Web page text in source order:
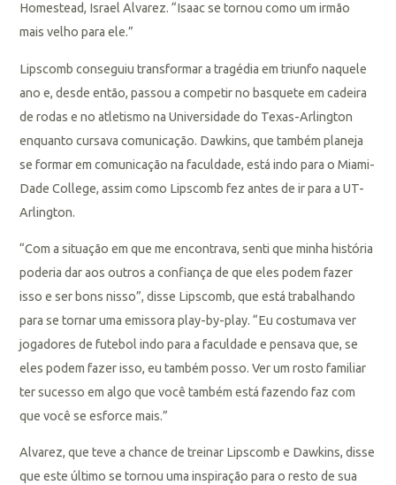
Homestead, Israel Alvarez. “Isaac se tornou como um irmão
mais velho para ele.”
Lipscomb conseguiu transformar a tragédia em triunfo naquele
ano e, desde então, passou a competir no basquete em cadeira
de rodas e no atletismo na Universidade do Texas-Arlington
enquanto cursava comunicação. Dawkins, que também planeja
se formar em comunicação na faculdade, está indo para o Miami-
Dade College, assim como Lipscomb fez antes de ir para a UT-
Arlington.
“Com a situação em que me encontrava, senti que minha história
poderia dar aos outros a confiança de que eles podem fazer
isso e ser bons nisso”, disse Lipscomb, que está trabalhando
para se tornar uma emissora play-by-play. “Eu costumava ver
jogadores de futebol indo para a faculdade e pensava que, se
eles podem fazer isso, eu também posso. Ver um rosto familiar
ter sucesso em algo que você também está fazendo faz com
que você se esforce mais.”
Alvarez, que teve a chance de treinar Lipscomb e Dawkins, disse
que este último se tornou uma inspiração para o resto de sua